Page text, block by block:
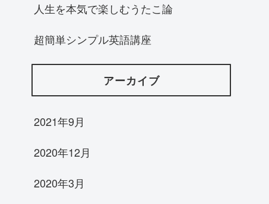
人生を本気で楽しむうたこ論
超簡単シンプル英語講座
アーカイブ
2021年9月
2020年12月
2020年3月